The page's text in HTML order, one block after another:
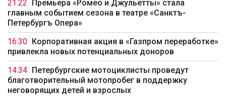
21:22
Премьера «Ромео и Джульетты» стала
главным событием сезона в театре «Санктъ-
Петербургъ Опера»
16:30
Корпоративная акция в «Газпром переработке»
привлекла новых потенциальных доноров
14:34
Петербургские мотоциклисты проведут
благотворительный мотопробег в поддержку
неговорящих детей и взрослых